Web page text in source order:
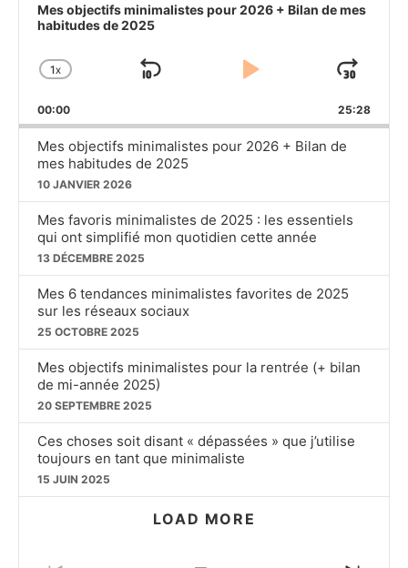
Mes objectifs minimalistes pour 2026 + Bilan de mes
habitudes de 2025
CHANGE
RATE
1X
SKIP
PLAY
PAUSE
00:00 25:28
Mes objectifs minimalistes pour 2026 + Bilan de
mes habitudes de 2025
10 JANVIER 2026
Mes favoris minimalistes de 2025 : les essentiels
qui ont simplifié mon quotidien cette année
13 DÉCEMBRE 2025
Mes 6 tendances minimalistes favorites de 2025
sur les réseaux sociaux
25 OCTOBRE 2025
Mes objectifs minimalistes pour la rentrée (+ bilan
de mi-année 2025)
20 SEPTEMBRE 2025
Ces choses soit disant « dépassées » que j’utilise
toujours en tant que minimaliste
15 JUIN 2025
LOAD MORE